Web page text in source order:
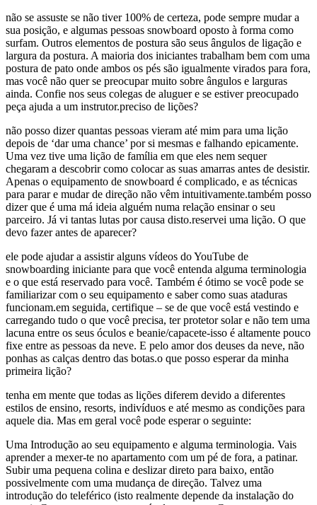
não se assuste se não tiver 100% de certeza, pode sempre mudar a
sua posição, e algumas pessoas snowboard oposto à forma como
surfam. Outros elementos de postura são seus ângulos de ligação e
largura da postura. A maioria dos iniciantes trabalham bem com uma
postura de pato onde ambos os pés são igualmente virados para fora,
mas você não quer se preocupar muito sobre ângulos e larguras
ainda. Confie nos seus colegas de aluguer e se estiver preocupado
peça ajuda a um instrutor.preciso de lições?
não posso dizer quantas pessoas vieram até mim para uma lição
depois de ‘dar uma chance’ por si mesmas e falhando epicamente.
Uma vez tive uma lição de família em que eles nem sequer
chegaram a descobrir como colocar as suas amarras antes de desistir.
Apenas o equipamento de snowboard é complicado, e as técnicas
para parar e mudar de direção não vêm intuitivamente.também posso
dizer que é uma má ideia alguém numa relação ensinar o seu
parceiro. Já vi tantas lutas por causa disto.reservei uma lição. O que
devo fazer antes de aparecer?
ele pode ajudar a assistir alguns vídeos do YouTube de
snowboarding iniciante para que você entenda alguma terminologia
e o que está reservado para você. Também é ótimo se você pode se
familiarizar com o seu equipamento e saber como suas ataduras
funcionam.em seguida, certifique – se de que você está vestindo e
carregando tudo o que você precisa, ter protetor solar e não tem uma
lacuna entre os seus óculos e beanie/capacete-isso é altamente pouco
fixe entre as pessoas da neve. E pelo amor dos deuses da neve, não
ponhas as calças dentro das botas.o que posso esperar da minha
primeira lição?
tenha em mente que todas as lições diferem devido a diferentes
estilos de ensino, resorts, indivíduos e até mesmo as condições para
aquele dia. Mas em geral você pode esperar o seguinte:
Uma Introdução ao seu equipamento e alguma terminologia. Vais
aprender a mexer-te no apartamento com um pé de fora, a patinar.
Subir uma pequena colina e deslizar direto para baixo, então
possivelmente com uma mudança de direção. Talvez uma
introdução do teleférico (isto realmente depende da instalação do